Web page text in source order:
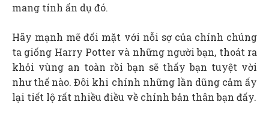
mang tính ẩn dụ đó.
Hãy mạnh mẽ đối mặt với nỗi sợ của chính chúng
ta giống Harry Potter và những người bạn, thoát ra
khỏi vùng an toàn rồi bạn sẽ thấy bạn tuyệt vời
như thế nào. Đôi khi chính những lần dũng cảm ấy
lại tiết lộ rất nhiều điều về chính bản thân bạn đấy.